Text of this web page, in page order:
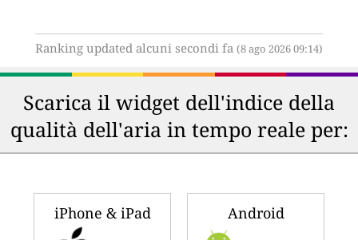
Ranking updated alcuni secondi fa (8 ago 2026 09:14)
Scarica il widget dell'indice della
qualità dell'aria in tempo reale per:
iPhone & iPad Android